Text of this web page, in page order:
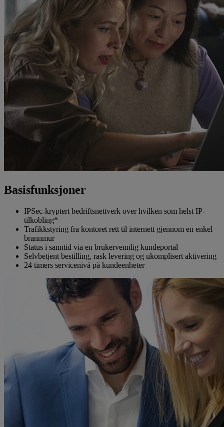
Basisfunksjoner
IPSec-kryptert bedriftsnettverk over hvilken som helst IP-
tilkobling*
Trafikkstyring fra kontoret rett til internett gjennom en enkel
brannmur
Status i sanntid via en brukervennlig kundeportal
Selvbetjent bestilling, rask levering og ukomplisert aktivering
24 timers servicenivå på kundeenheter